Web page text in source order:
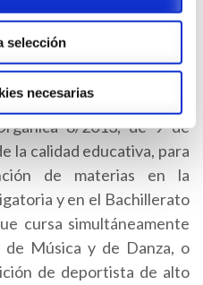
selección
necesarias
de 2015
Educativa, por la que se
a los cursos de
8/2013, de 9 de
la calidad educativa, para
de materias en la
y en el Bachillerato
cursa simultáneamente
de Música y de Danza, o
de deportista de alto